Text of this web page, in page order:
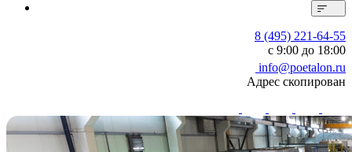
8 (495) 221-64-55
с 9:00 до 18:00
info@poetalon.ru
Адрес скопирован